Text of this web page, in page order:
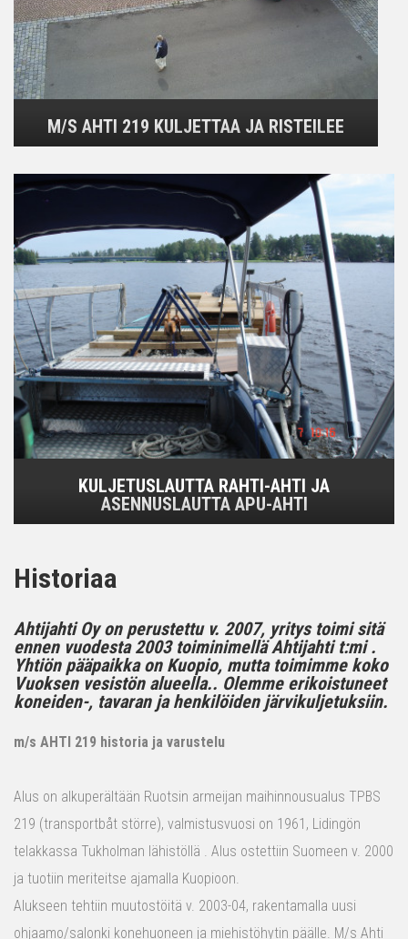
M/S AHTI 219 KULJETTAA JA RISTEILEE
KULJETUSLAUTTA RAHTI-AHTI JA
ASENNUSLAUTTA APU-AHTI
Historiaa
Ahtijahti Oy on perustettu v. 2007, yritys toimi sitä
ennen vuodesta 2003 toiminimellä Ahtijahti t:mi .
Yhtiön pääpaikka on Kuopio, mutta toimimme koko
Vuoksen vesistön alueella.. Olemme erikoistuneet
koneiden-, tavaran ja henkilöiden järvikuljetuksiin.
m/s AHTI 219 historia ja varustelu
Alus on alkuperältään Ruotsin armeijan maihinnousualus TPBS
219 (transportbåt större), valmistusvuosi on 1961, Lidingön
telakkassa Tukholman lähistöllä . Alus ostettiin Suomeen v. 2000
ja tuotiin meriteitse ajamalla Kuopioon.
Alukseen tehtiin muutostöitä v. 2003-04, rakentamalla uusi
ohjaamo/salonki konehuoneen ja miehistöhytin päälle. M/s Ahti